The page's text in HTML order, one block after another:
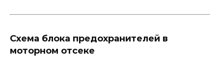
Схема блока предохранителей в
моторном отсеке